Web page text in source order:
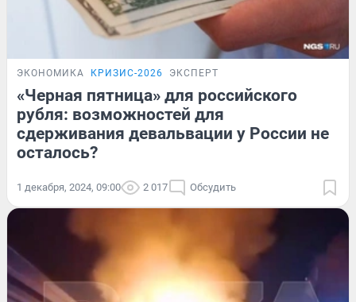
ЭКОНОМИКА КРИЗИС-2026 ЭКСПЕРТ
«Черная пятница» для российского
рубля: возможностей для
сдерживания девальвации у России не
осталось?
1 декабря, 2024, 09:00 2 017 Обсудить